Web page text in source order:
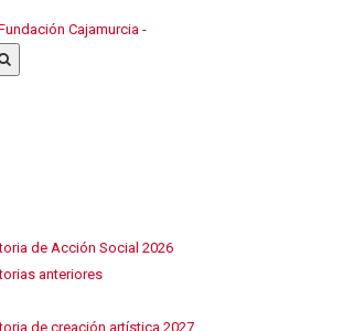
de Acción Social 2026
anteriores
de creación artística 2027